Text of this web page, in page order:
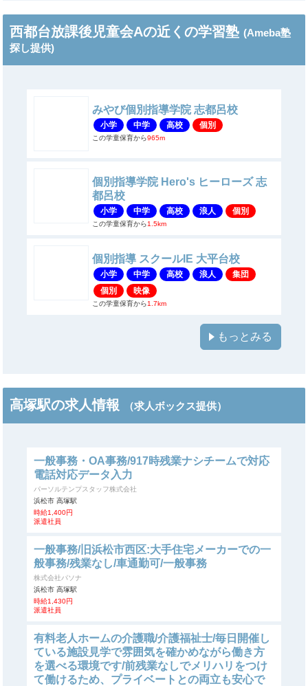
西都台放課後児童会Aの近くの学習塾 (Ameba塾
探し提供)
みやび個別指導学院 志都呂校
小学 中学 高校 個別
この学童保育から965m
個別指導学院 Hero's ヒーローズ 志
都呂校
小学 中学 高校 浪人 個別
この学童保育から1.5km
個別指導 スクールIE 大平台校
小学 中学 高校 浪人
集団
個別
映像
この学童保育から1.7km
もっとみる
高塚駅の求人情報 （求人ボックス提供）
一般事務・OA事務/917時残業ナシチームで対応
電話対応データ入力
パーソルテンプスタッフ株式会社
浜松市 高塚駅
時給1,400円
派遣社員
一般事務/旧浜松市西区:大手住宅メーカーでの一
般事務/残業なし/車通勤可/一般事務
株式会社パソナ
浜松市 高塚駅
時給1,430円
派遣社員
有料老人ホームの介護職/介護福祉士/毎日開催し
ている施設見学で雰囲気を確かめながら働き方
を選べる環境です/前残業なしでメリハリをつけ
て働けるため、プライベートとの両立も安心で